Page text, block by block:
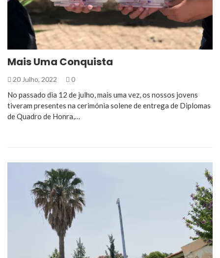
Mais Uma Conquista
20 Julho, 2022 0
No passado dia 12 de julho, mais uma vez, os nossos jovens
tiveram presentes na cerimónia solene de entrega de Diplomas
de Quadro de Honra,…